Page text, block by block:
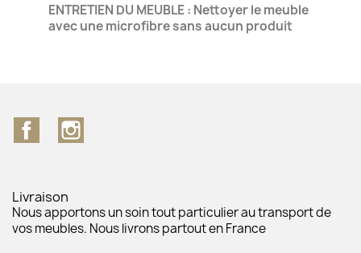
ENTRETIEN DU MEUBLE : Nettoyer le meuble
avec une microfibre sans aucun produit
Facebook
Livraison
Nous apportons un soin tout particulier au transport de
vos meubles. Nous livrons partout en France